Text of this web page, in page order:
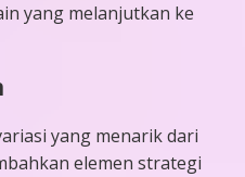
yang melanjutkan ke
yang menarik dari
elemen strategi